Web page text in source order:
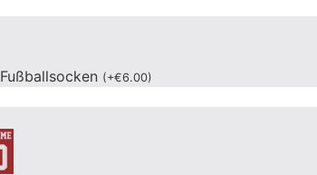
Fußballsocken (+€6.00)